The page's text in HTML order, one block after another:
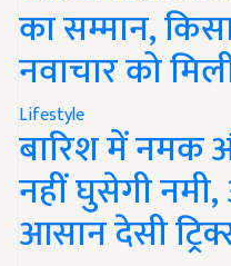
का सम्मान,
नवाचार को
Lifestyle
बारिश में नमक
नहीं घुसेगी
आसान देसी